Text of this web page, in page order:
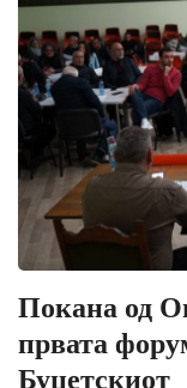
Покана од
првата
Буџетскиот